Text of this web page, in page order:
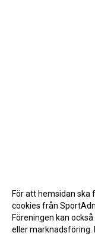
För att hemsidan ska
cookies från
Föreningen kan
eller marknadsföring.